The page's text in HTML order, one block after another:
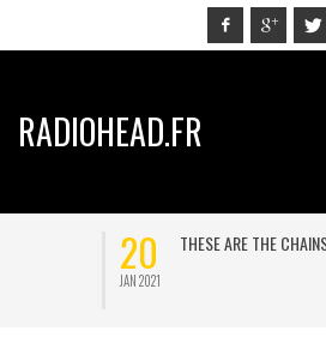
RADIOHEAD.FR
20
JAN 2021
BODY IN A BOX